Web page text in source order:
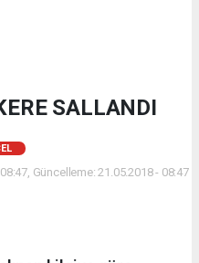
SALLANDI
Güncelleme: 21.05.2018 - 08:47